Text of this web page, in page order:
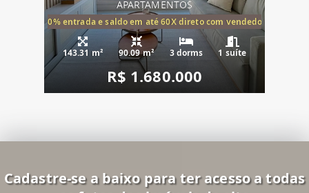
APARTAMENTOS
20% entrada e saldo em até 60X direto com vendedor
143.31 m² 90.09 m² 3 dorms 1 suíte
R$ 1.680.000
Cadastre-se a baixo para ter acesso a todas